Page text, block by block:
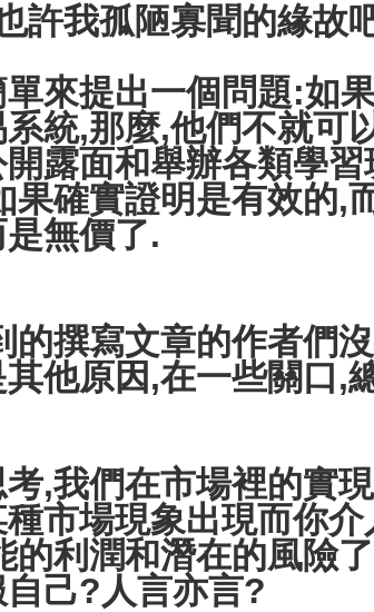
我孤陋寡聞的緣故吧
來提出一個問題:如
統,那麼,他們不就可
露面和舉辦各類學
果確實證明是有效的,
無價了.
寫文章的作者們沒
他原因,在一些關口,
,我們在市場裡的實
市場現象出現而你
的利潤和潛在的風險
己?人言亦言?